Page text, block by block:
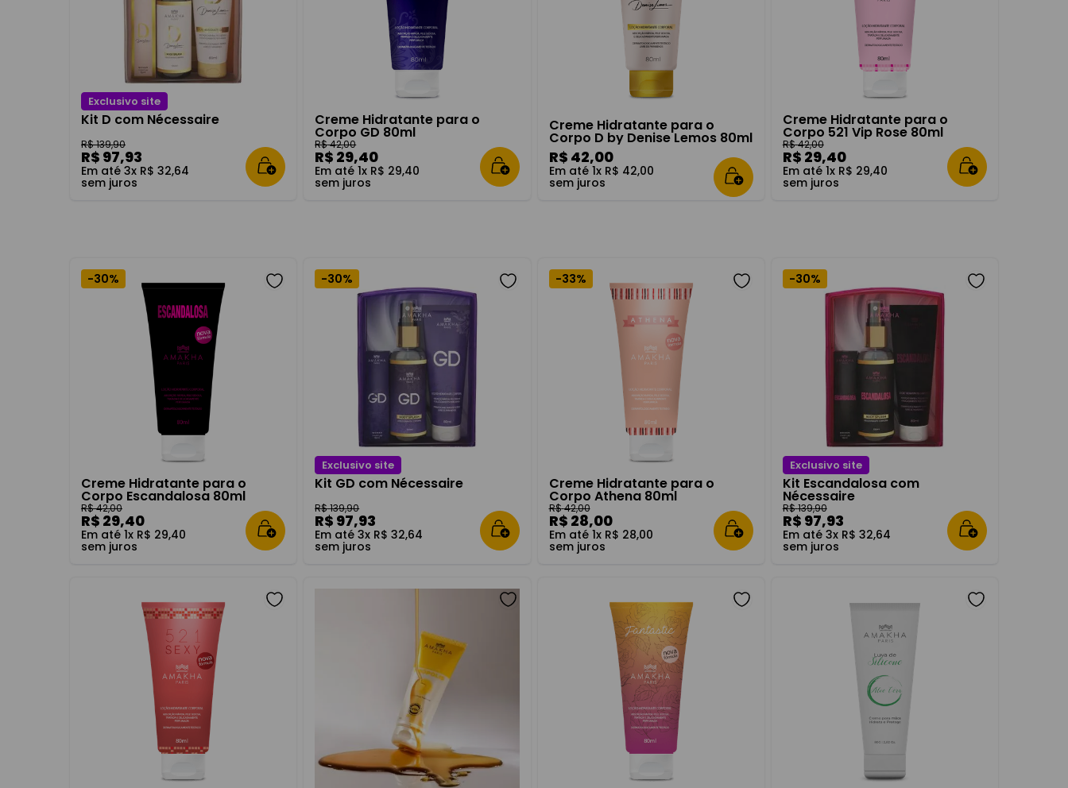
Exclusivo site
Kit D com Nécessaire
R$139,90
R$ 97,93
Em até 3x R$ 32,64
sem juros
Creme Hidratante para o
Corpo GD 80ml
R$42,00
R$ 29,40
Em até1x R$ 29,40
sem juros
Creme Hidratante para o
Corpo D by Denise Lemos 80ml
R$ 42,00
Em até 1x R$ 42,00
sem juros
Creme Hidratante para o
Corpo 521 Vip Rose 80ml
R$42,00
R$ 29,40
Em até 1x R$ 29,40
sem juros
-30%
Creme Hidratante para o
Corpo Escandalosa 80ml
R$42,00
R$ 29,40
Em até 1x R$ 29,40
sem juros
-30%
Exclusivo site
Kit GD com Nécessaire
R$139,90
R$ 97,93
Em até3x R$ 32,64
sem juros
-33%
Creme Hidratante para o
Corpo Athena 80ml
R$42,00
R$ 28,00
Em até 1x R$ 28,00
sem juros
-30%
Exclusivo site
Kit Escandalosa com
Nécessaire
R$139,90
R$ 97,93
Em até 3x R$ 32,64
sem juros